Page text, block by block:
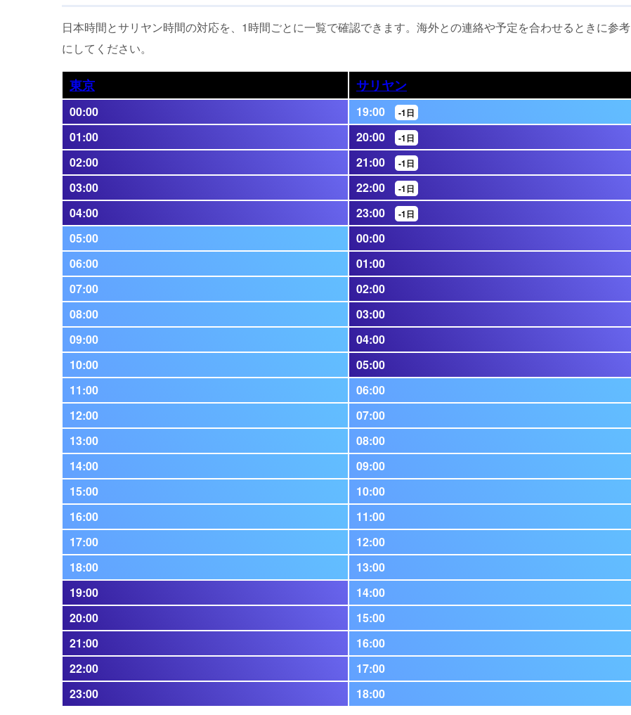
日本時間とサリヤン時間の対応を、1時間ごとに一覧で確認できます。海外との連絡や予定を合わせるときに参考
にしてください。
東京 サリヤン
00:00 19:00 -1日
01:00 20:00 -1日
02:00 21:00 -1日
03:00 22:00 -1日
04:00 23:00 -1日
05:00
00:00
06:00
01:00
07:00
02:00
08:00
03:00
09:00
04:00
10:00
05:00
11:00
06:00
12:00
07:00
13:00
08:00
14:00
09:00
15:00
10:00
16:00
11:00
17:00
12:00
18:00
13:00
19:00
14:00
20:00
15:00
21:00
16:00
22:00
17:00
23:00
18:00